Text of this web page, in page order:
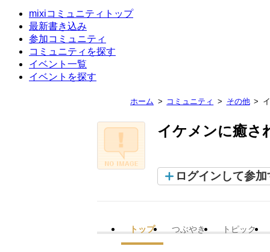
mixiコミュニティトップ
最新書き込み
参加コミュニティ
コミュニティを探す
イベント一覧
イベントを探す
ホーム コミュニティ その他
イケメンに癒さ
ログインして参加
トップ つぶやき トピック